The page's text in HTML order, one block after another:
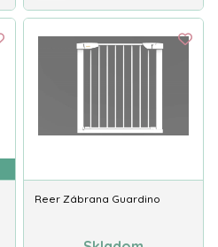
Reer Zábrana Guardino